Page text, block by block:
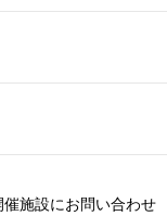
施設にお問い合わせ